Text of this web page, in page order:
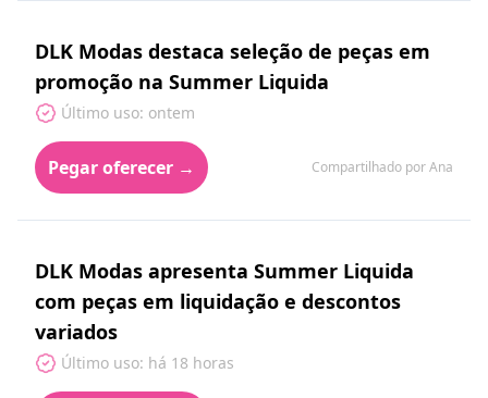
DLK Modas destaca seleção de peças em
promoção na Summer Liquida
Último uso: ontem
Pegar oferecer → Compartilhado por Ana
DLK Modas apresenta Summer Liquida
com peças em liquidação e descontos
variados
Último uso: há 18 horas